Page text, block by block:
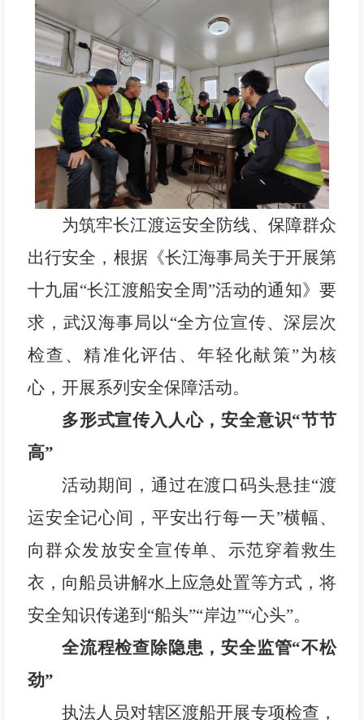
为筑牢长江渡运安全防线、保障群众
出行安全，根据《长江海事局关于开展第
十九届“长江渡船安全周”活动的通知》要
求，武汉海事局以“全方位宣传、深层次
检查、精准化评估、年轻化献策”为核
心，开展系列安全保障活动。
多形式宣传入人心，安全意识“节节
高”
活动期间， 通过在渡口码头悬挂“渡
运安全记心间，平安出行每一天”横幅、
向群众发放安全宣传单、示范穿着救生
衣，向船员讲解水上应急处置等方式，将
安全知识传递到“船头”“岸边”“心头”。
全流程检查除隐患，安全监管“不松
劲”
执法人员对辖区渡船开展专项检查，